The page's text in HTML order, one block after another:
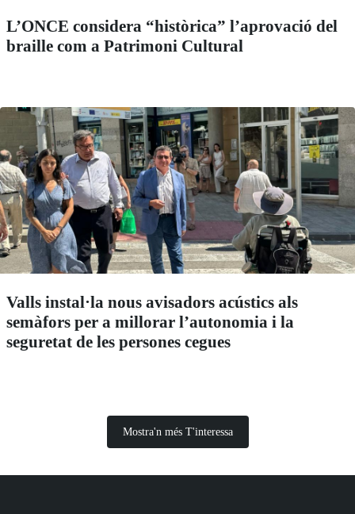
L’ONCE considera “històrica” l’aprovació del
braille com a Patrimoni Cultural
Valls instal·la nous avisadors acústics als
semàfors per a millorar l’autonomia i la
seguretat de les persones cegues
Mostra'n més T'interessa